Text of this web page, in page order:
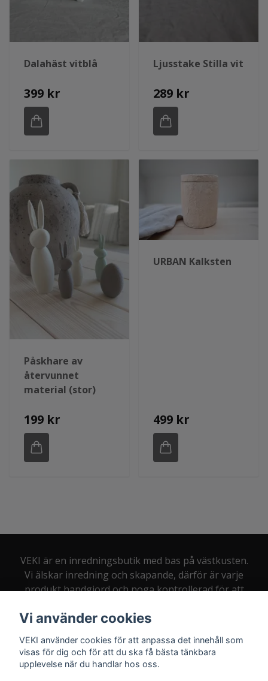
Dalahäst vitblå
399 kr
Ljusstake Stilla vit
289 kr
Påskhare av
återvunnet
material (stor)
199 kr
URBAN Kalksten
499 kr
VEKI är en inredningsbutik med bas på västkusten.
Vi älskar inredning och skapande, därför är varje
produkt handgjord och noga kontrollerad för att
Vi använder cookies
VEKI använder cookies för att anpassa det innehåll som
visas för dig och för att du ska få bästa tänkbara
upplevelse när du handlar hos oss.